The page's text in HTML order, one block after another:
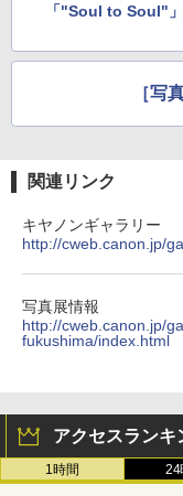
「"Soul to Soul"」
［写
関連リンク
キヤノンギャラリー
http://cweb.canon.jp/
写真展情報
http://cweb.canon.jp/
fukushima/index.html
アクセスランキ
1時間 24